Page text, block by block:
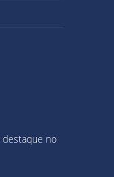
destaque no